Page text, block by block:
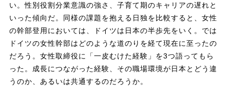
い。性別役割分業意識の強さ、子育て期のキャリアの遅れと
いった傾向だ。同様の課題を抱える日独を比較すると、女性
の幹部登用においては、ドイツは日本の半歩先をいく。では
ドイツの女性幹部はどのような道のりを経て現在に至ったの
だろう。女性取締役に「一皮むけた経験」を3つ語ってもら
った。成長につながった経験、その職場環境が日本とどう違
うのか、あるいは共通するのだろうか。